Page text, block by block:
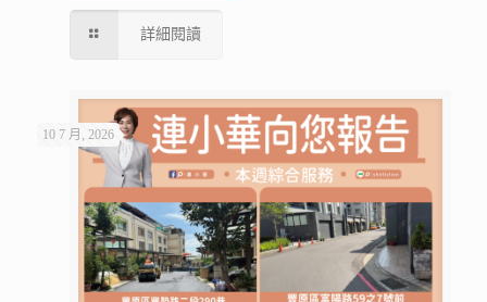
詳細閱讀
10 7 月, 2026